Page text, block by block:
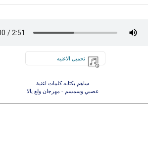
تحميل الاغنيه
ساهم بكتابه كلمات اغنية
عصبي وسمسم - مهرجان ولع يالا